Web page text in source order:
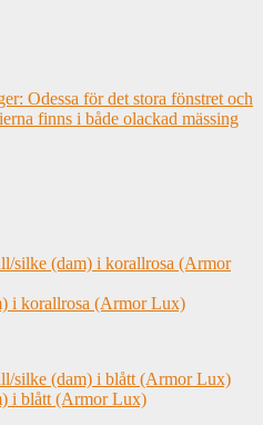
Odessa för det stora fönstret och
finns i både olackad mässing
i korallrosa (Armor Lux)
i blått (Armor Lux)